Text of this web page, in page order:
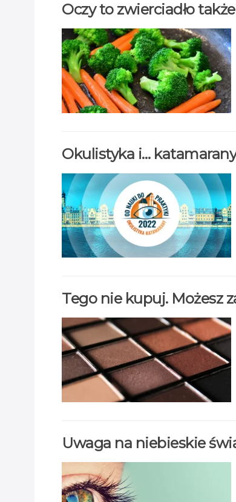
Oczy to zwierciadło
Okulistyka i…
Tego nie kupuj. Możesz
Uwaga na niebieskie